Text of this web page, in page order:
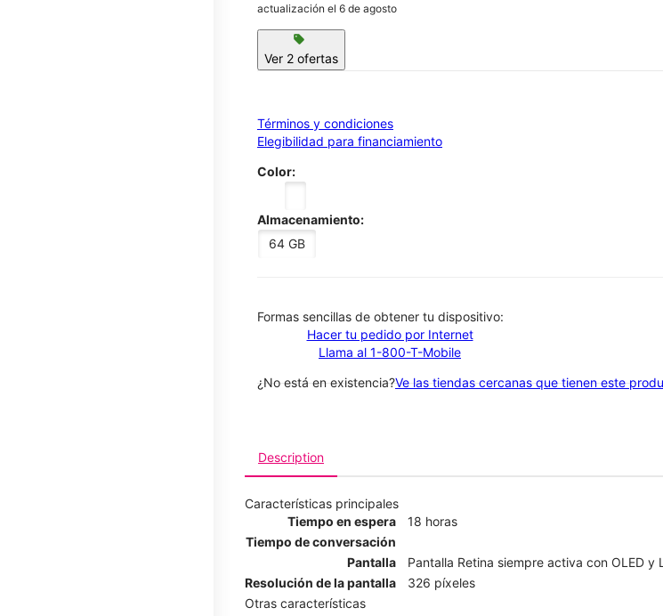
actualización el 6 de agosto
sell
Ver 2 ofertas
Términos y condiciones
Elegibilidad para financiamiento
Color:
Almacenamiento:
64 GB
​​​​​​​Formas sencillas de obtener tu dispositivo:
Hacer tu pedido por Internet
Llama al 1-800-T-Mobile
¿No está en existencia?Ve las tiendas cercanas que tienen este
Description
Características principales
Tiempo en espera
18 horas
Tiempo de conversación
Pantalla
Pantalla Retina siempre activa con OLED y
Resolución de la pantalla
326 píxeles
Otras características